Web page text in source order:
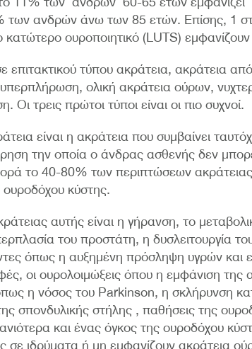
των ανδρών άνω των 85 ετών. Επίσης, 1
ουροποιητικό (LUTS)
επιτακτικού τύπου ακράτεια, ακράτεια
ολική ακράτεια ούρων,
Οι τρεις πρώτοι τύποι είναι οι πιο συχνοί.
είναι η ακράτεια που συμβαίνει
την οποία ο άνδρας ασθενής δεν
το 40-80% των περιπτώσεων
ουροδόχου κύστης.
αυτής είναι η γήρανση, το
του προστάτη, η δυσλειτουργία
όπως η αυξημένη πρόσληψη υγρών και
οι ουρολοιμώξεις όπου η εμφάνιση της
η νόσος του Parkinson, η σκλήρυνση
σπονδυλικής στήλης , παθήσεις της
και ένας όγκος της ουροδόχου
σε ιδρύματα ή μη εμφανίζουν ακράτεια